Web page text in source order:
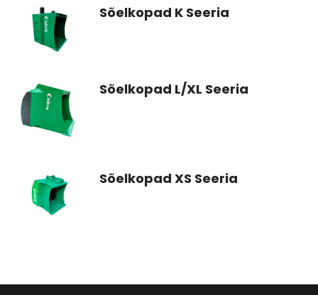
Sõelkopad K Seeria
Sõelkopad L/XL Seeria
Sõelkopad XS Seeria